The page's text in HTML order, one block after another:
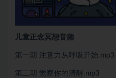
儿童正念冥想音频
第一期 注意力从呼吸开始.mp3
第二期 觉察你的清醒.mp3